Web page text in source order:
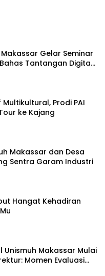
Makassar Gelar Seminar
Tantangan Digital
Prodi PAI
ke Kajang
Makassar dan Desa
Sentra Garam Industri
Hangat Kehadiran
Unismuh Makassar Mulai
Momen Evaluasi